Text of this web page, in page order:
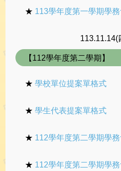
★ 113學年度第一學期學
113.11.14(
【112學年度第二學期】
★學校單位提案單格式
★學生代表提案單格式
★ 112學年度第二學期學
★ 112學年度第二學期學